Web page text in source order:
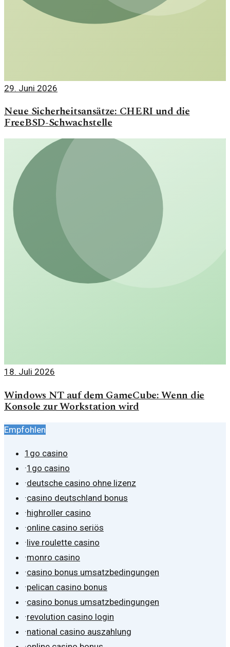
29. Juni 2026
Neue Sicherheitsansätze: CHERI und die
FreeBSD-Schwachstelle
18. Juli 2026
Windows NT auf dem GameCube: Wenn die
Konsole zur Workstation wird
Empfohlen
1go casino
·1go casino
·deutsche casino ohne lizenz
·casino deutschland bonus
·highroller casino
·online casino seriös
·live roulette casino
·monro casino
·casino bonus umsatzbedingungen
·pelican casino bonus
·casino bonus umsatzbedingungen
·revolution casino login
·national casino auszahlung